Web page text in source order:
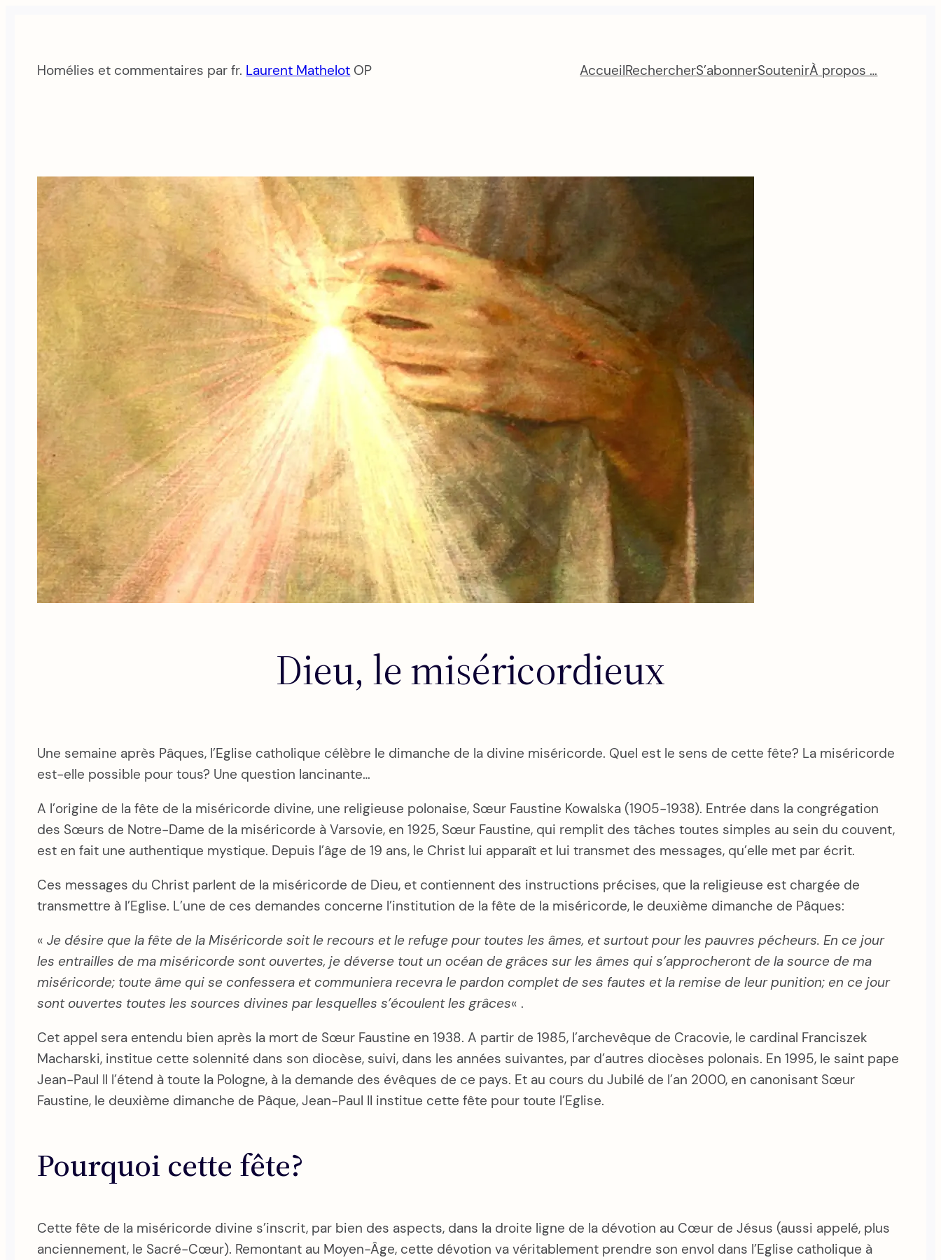
contenu
Homélies et commentaires par fr. Laurent Mathelot OP AccueilRechercherS’abonnerSoutenirÀ propos …
Dieu, le miséricordieux
Une semaine après Pâques, l’Eglise catholique célèbre le dimanche de la divine miséricorde. Quel est le sens de cette fête? La miséricorde
est-elle possible pour tous? Une question lancinante…
A l’origine de la fête de la miséricorde divine, une religieuse polonaise, Sœur Faustine Kowalska (1905-1938). Entrée dans la congrégation
des Sœurs de Notre-Dame de la miséricorde à Varsovie, en 1925, Sœur Faustine, qui remplit des tâches toutes simples au sein du couvent,
est en fait une authentique mystique. Depuis l’âge de 19 ans, le Christ lui apparaît et lui transmet des messages, qu’elle met par écrit.
Ces messages du Christ parlent de la miséricorde de Dieu, et contiennent des instructions précises, que la religieuse est chargée de
transmettre à l’Eglise. L’une de ces demandes concerne l’institution de la fête de la miséricorde, le deuxième dimanche de Pâques:
«Je désire que la fête de la Miséricorde soit le recours et le refuge pour toutes les âmes, et surtout pour les pauvres pécheurs. En ce jour
les entrailles de ma miséricorde sont ouvertes, je déverse tout un océan de grâces sur les âmes qui s’approcheront de la source de ma
miséricorde; toute âme qui se confessera et communiera recevra le pardon complet de ses fautes et la remise de leur punition; en ce jour
sont ouvertes toutes les sources divines par lesquelles s’écoulent les grâces« .
Cet appel sera entendu bien après la mort de Sœur Faustine en 1938. A partir de 1985, l’archevêque de Cracovie, le cardinal Franciszek
Macharski, institue cette solennité dans son diocèse, suivi, dans les années suivantes, par d’autres diocèses polonais. En 1995, le saint pape
Jean-Paul II l’étend à toute la Pologne, à la demande des évêques de ce pays. Et au cours du Jubilé de l’an 2000, en canonisant Sœur
Faustine, le deuxième dimanche de Pâque, Jean-Paul II institue cette fête pour toute l’Eglise.
Pourquoi cette fête?
Cette fête de la miséricorde divine s’inscrit, par bien des aspects, dans la droite ligne de la dévotion au Cœur de Jésus (aussi appelé, plus
anciennement, le Sacré-Cœur). Remontant au Moyen-Âge, cette dévotion va véritablement prendre son envol dans l’Eglise catholique à